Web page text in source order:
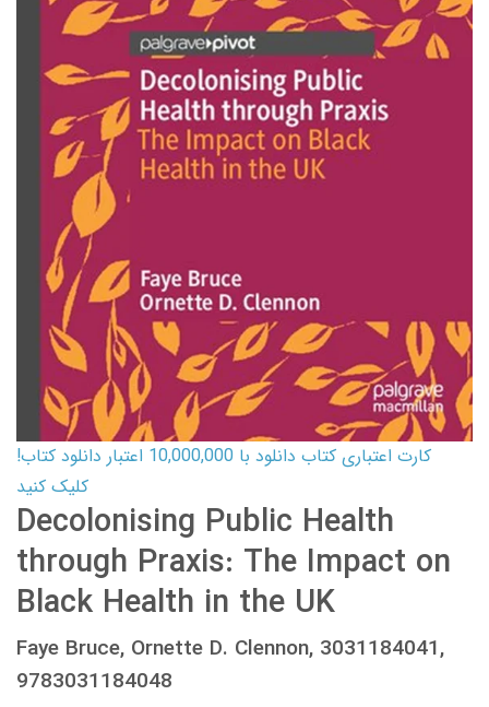
کارت اعتباری کتاب دانلود با 10,000,000 اعتبار دانلود کتاب!
کلیک کنید
Decolonising Public Health
through Praxis: The Impact on
Black Health in the UK
Faye Bruce, Ornette D. Clennon, 3031184041,
9783031184048